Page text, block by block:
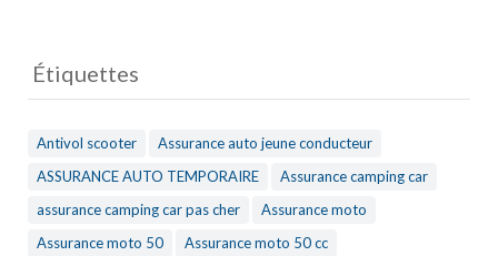
Étiquettes
Antivol scooter
Assurance auto jeune conducteur
ASSURANCE AUTO TEMPORAIRE
Assurance camping car
assurance camping car pas cher
Assurance moto
Assurance moto 50
Assurance moto 50 cc